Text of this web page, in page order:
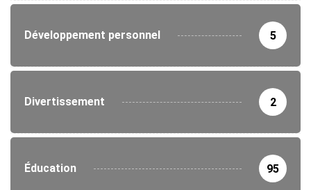
Développement personnel 5
Divertissement 2
Éducation 95